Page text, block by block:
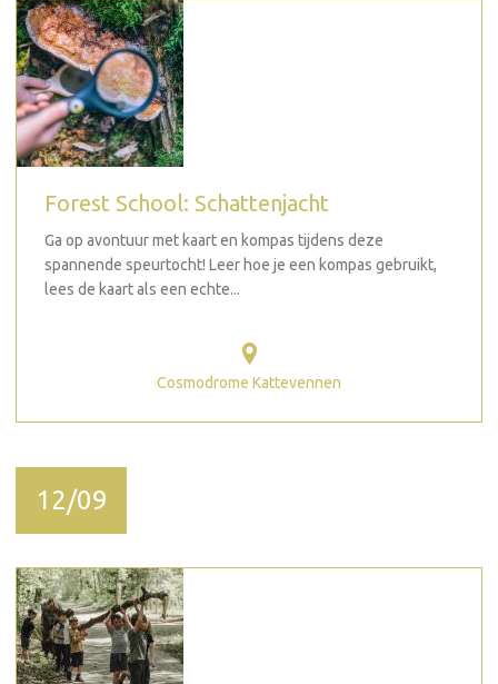
Forest School: Schattenjacht
Ga op avontuur met kaart en kompas tijdens deze
spannende speurtocht! Leer hoe je een kompas gebruikt,
lees de kaart als een echte...
Cosmodrome Kattevennen
12/09